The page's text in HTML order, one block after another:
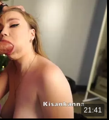
21:41